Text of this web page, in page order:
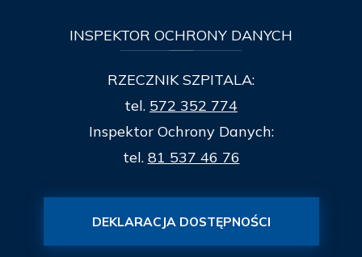
INSPEKTOR OCHRONY DANYCH
RZECZNIK SZPITALA:
tel. 572 352 774
Inspektor Ochrony Danych:
tel. 81 537 46 76
DEKLARACJA DOSTĘPNOŚCI